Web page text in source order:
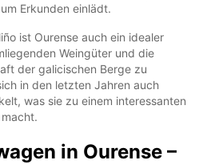
Erkunden einlädt.
ist Ourense auch ein idealer
Weingüter und die
der galicischen Berge zu
in den letzten Jahren auch
was sie zu einem interessanten
in Ourense –